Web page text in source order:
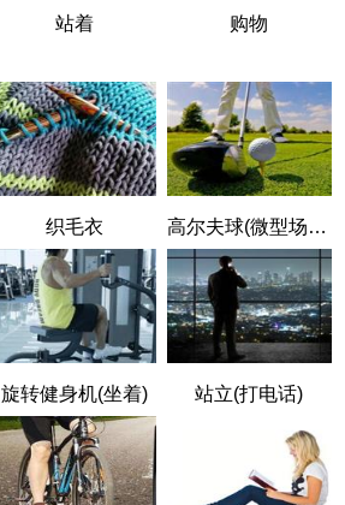
站着 购物
织毛衣 高尔夫球(微型场地，驱车范围内)
旋转健身机(坐着) 站立(打电话)